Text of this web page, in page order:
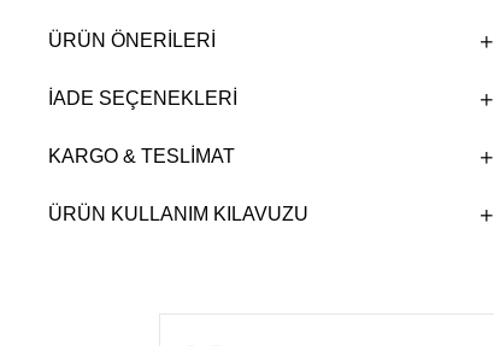
ÜRÜN ÖNERILERI
İADE SEÇENEKLERI
KARGO & TESLIMAT
ÜRÜN KULLANIM KILAVUZU